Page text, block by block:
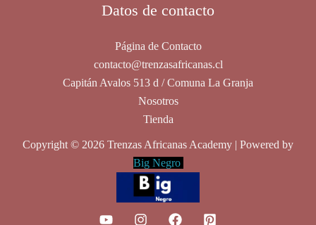
Datos de contacto
Página de Contacto
contacto@trenzasafricanas.cl
Capitán Avalos 513 d / Comuna La Granja
Nosotros
Tienda
Copyright © 2026 Trenzas Africanas Academy | Powered by
Big Negro